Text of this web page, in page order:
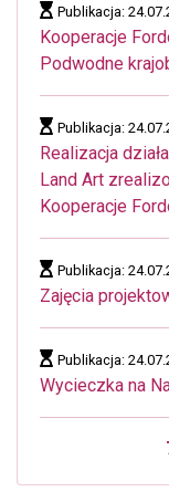
Publikacja:
Kooperacje
Podwodne
Publikacja:
Realizacja
Land Art
Kooperacje
Publikacja:
Zajęcia
Publikacja:
Wycieczka na